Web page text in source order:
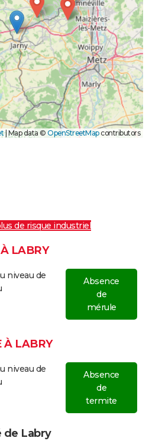
|Map data © OpenStreetMapcontributors
de risque industriel
LABRY
niveau de
Absence
de
mérule
À LABRY
niveau de
Absence
de
termite
de Labry